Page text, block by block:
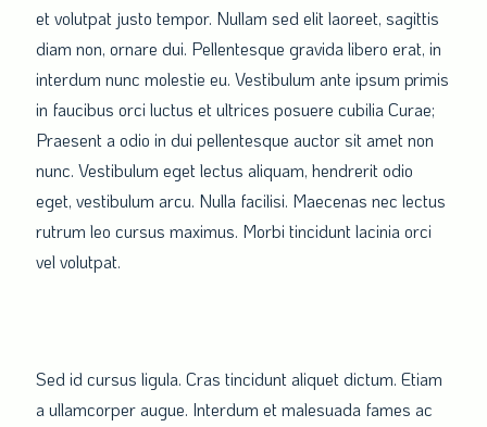
et volutpat justo tempor. Nullam sed elit laoreet, sagittis
diam non, ornare dui. Pellentesque gravida libero erat, in
interdum nunc molestie eu. Vestibulum ante ipsum primis
in faucibus orci luctus et ultrices posuere cubilia Curae;
Praesent a odio in dui pellentesque auctor sit amet non
nunc. Vestibulum eget lectus aliquam, hendrerit odio
eget, vestibulum arcu. Nulla facilisi. Maecenas nec lectus
rutrum leo cursus maximus. Morbi tincidunt lacinia orci
vel volutpat.
Sed id cursus ligula. Cras tincidunt aliquet dictum. Etiam
a ullamcorper augue. Interdum et malesuada fames ac